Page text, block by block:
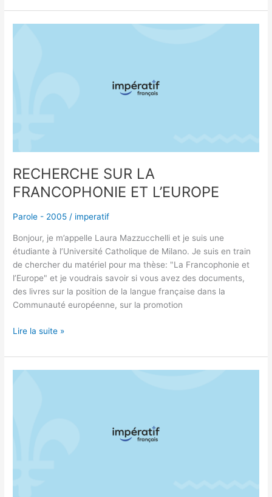
RECHERCHE SUR LA
FRANCOPHONIE ET L’EUROPE
Parole - 2005 / imperatif
Bonjour, je m’appelle Laura Mazzucchelli et je suis une
étudiante à l’Université Catholique de Milano. Je suis en train
de chercher du matériel pour ma thèse: "La Francophonie et
l’Europe" et je voudrais savoir si vous avez des documents,
des livres sur la position de la langue française dans la
Communauté européenne, sur la promotion
Lire la suite »